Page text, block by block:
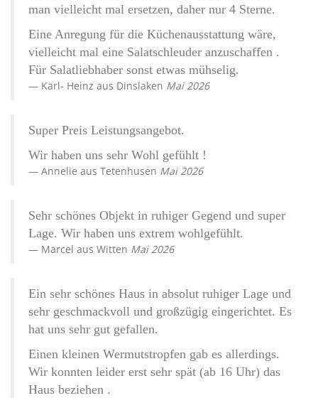
man vielleicht mal ersetzen, daher nur 4 Sterne.
Eine Anregung für die Küchenausstattung wäre,
vielleicht mal eine Salatschleuder anzuschaffen .
Für Salatliebhaber sonst etwas mühselig.
Karl- Heinz aus Dinslaken Mai 2026
Super Preis Leistungsangebot.
Wir haben uns sehr Wohl gefühlt !
Annelie aus Tetenhusen Mai 2026
Sehr schönes Objekt in ruhiger Gegend und super
Lage. Wir haben uns extrem wohlgefühlt.
Marcel aus Witten Mai 2026
Ein sehr schönes Haus in absolut ruhiger Lage und
sehr geschmackvoll und großzügig eingerichtet. Es
hat uns sehr gut gefallen.
Einen kleinen Wermutstropfen gab es allerdings.
Wir konnten leider erst sehr spät (ab 16 Uhr) das
Haus beziehen .